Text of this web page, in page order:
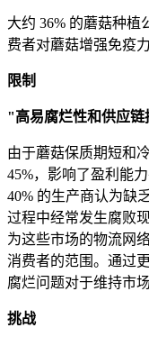
大约 36% 的蘑菇种植
费者对蘑菇增强免疫
限制
"高易腐烂性和供应链
由于蘑菇保质期短和
45%，影响了盈利能
40% 的生产商认为缺
过程中经常发生腐败
为这些市场的物流网
消费者的范围。通过
腐烂问题对于维持市
挑战